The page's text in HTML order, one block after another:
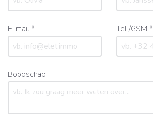
E-mail * Tel./GSM *
Boodschap